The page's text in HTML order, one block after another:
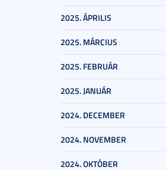
2025. ÁPRILIS
2025. MÁRCIUS
2025. FEBRUÁR
2025. JANUÁR
2024. DECEMBER
2024. NOVEMBER
2024. OKTÓBER